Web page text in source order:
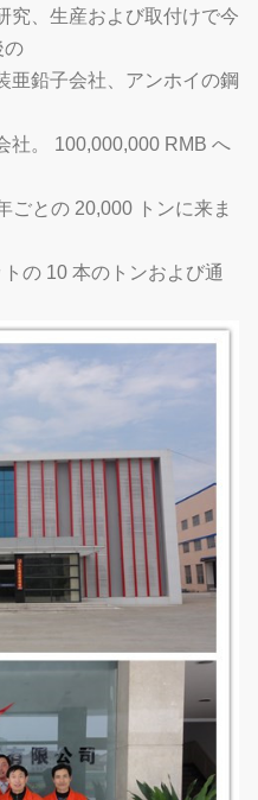
究、生産および取付けで今
の
亜鉛子会社、アンホイの鋼
社。 100,000,000 RMB へ
ごとの 20,000 トンに来ま
の 10 本のトンおよび通